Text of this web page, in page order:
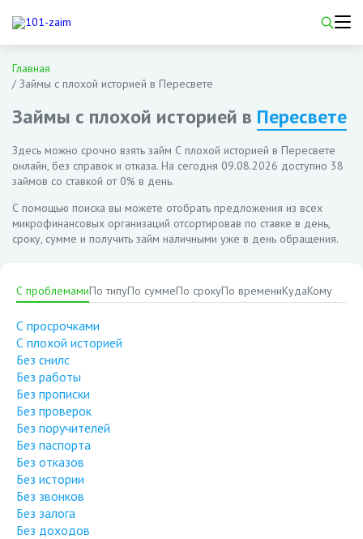
Главная
/Займы с плохой историей в Пересвете
Займы с плохой историей в Пересвете
Здесь можно срочно взять займ С плохой историей в Пересвете
онлайн, без справок и отказа. На сегодня 09.08.2026 доступно 38
займов со ставкой от 0% в день.
С помощью поиска вы можете отобрать предложения из всех
микрофинансовых организаций отсортировав по ставке в день,
сроку, сумме и получить займ наличными уже в день обращения.
С проблемамиПо типуПо суммеПо срокуПо времениКудаКому
С просрочками
С плохой историей
Без снилс
Без работы
Без прописки
Без проверок
Без поручителей
Без паспорта
Без отказов
Без истории
Без звонков
Без залога
Без доходов